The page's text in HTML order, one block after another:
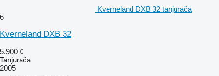
Kverneland DXB 32 tanjurača
6
Kverneland DXB 32
5.900 €
Tanjurača
2005